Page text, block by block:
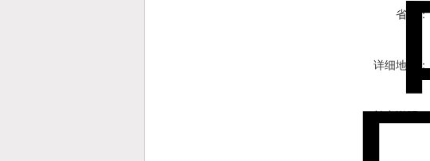
省份：
详细地址：
补充说明：